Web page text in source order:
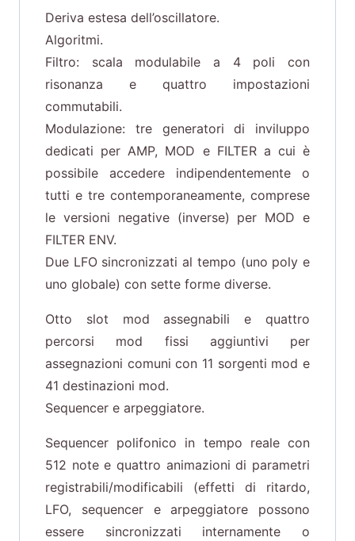
Deriva estesa dell’oscillatore.
Algoritmi.
Filtro: scala modulabile a 4 poli con
risonanza e quattro impostazioni
commutabili.
Modulazione: tre generatori di inviluppo
dedicati per AMP, MOD e FILTER a cui è
possibile accedere indipendentemente o
tutti e tre contemporaneamente, comprese
le versioni negative (inverse) per MOD e
FILTER ENV.
Due LFO sincronizzati al tempo (uno poly e
uno globale) con sette forme diverse.
Otto slot mod assegnabili e quattro
percorsi mod fissi aggiuntivi per
assegnazioni comuni con 11 sorgenti mod e
41 destinazioni mod.
Sequencer e arpeggiatore.
Sequencer polifonico in tempo reale con
512 note e quattro animazioni di parametri
registrabili/modificabili (effetti di ritardo,
LFO, sequencer e arpeggiatore possono
essere sincronizzati internamente o